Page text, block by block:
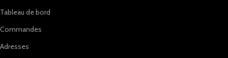
Tableau de bord
Commandes
Adresses